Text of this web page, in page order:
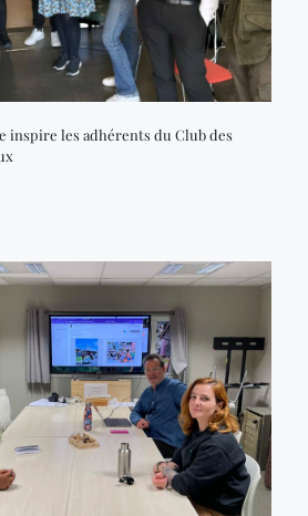
inspire les adhérents du Club des